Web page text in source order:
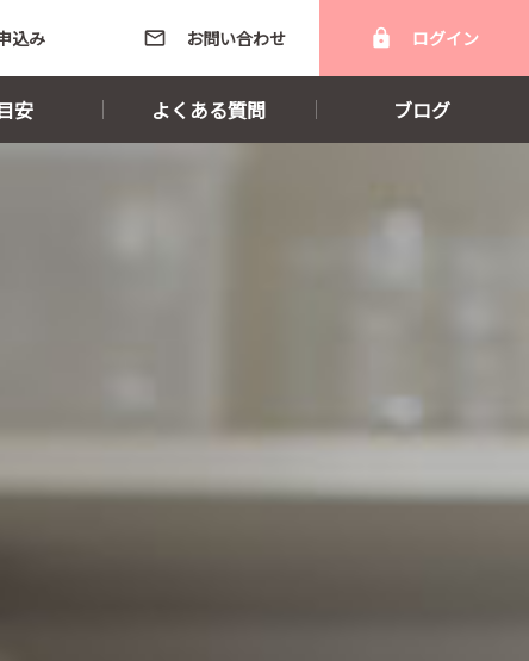
込み mail_outline お問い合わせ lock ログイン
安 よくある質問 ブログ